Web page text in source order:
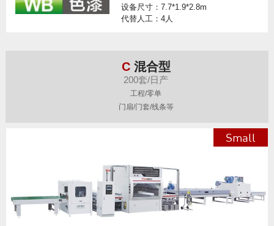
设备尺寸：7.7*1.9*2.8m
代替人工：4人
C混合型
200套/日产
工程/零单
门扇/门套/线条等
Small